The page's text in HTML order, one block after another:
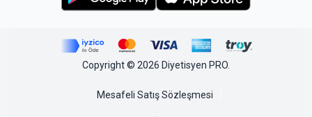
Copyright © 2026 Diyetisyen PRO.
Mesafeli Satış Sözleşmesi